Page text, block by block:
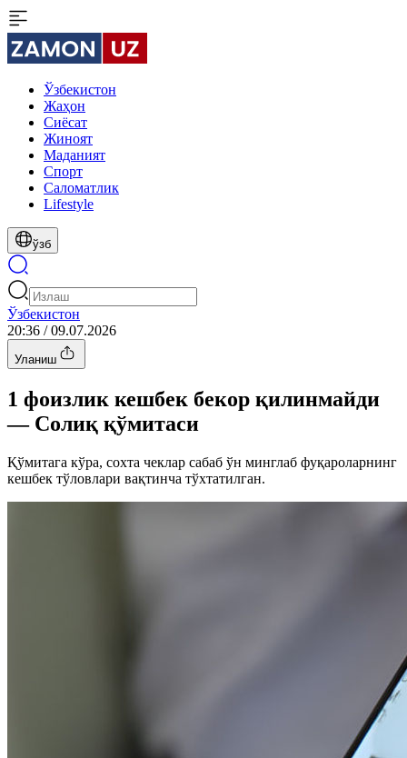
Ўзбекистон
Жаҳон
Сиёсат
Жиноят
Маданият
Спорт
Cаломатлик
Lifestyle
ўзб
Ўзбекистон
20:36 / 09.07.2026
Уланиш
1 фоизлик кешбек бекор қилинмайди
— Солиқ қўмитаси
Қўмитага кўра, сохта чеклар сабаб ўн минглаб фуқароларнинг
кешбек тўловлари вақтинча тўхтатилган.